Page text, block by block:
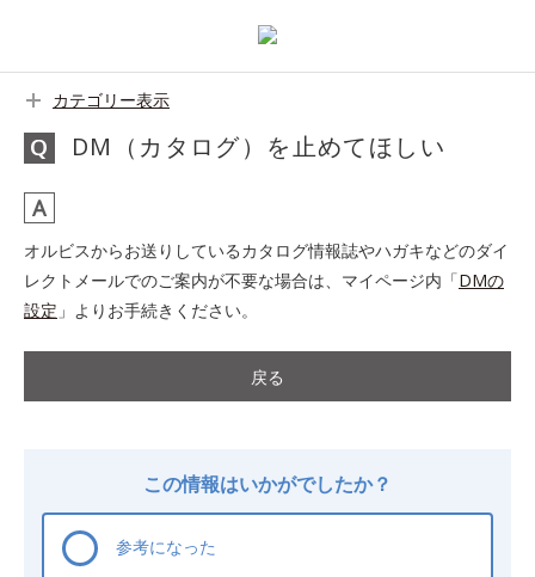
カテゴリー表示
DM（カタログ）を止めてほしい
オルビスからお送りしているカタログ情報誌やハガキなどのダイ
レクトメールでのご案内が不要な場合は、マイページ内「DMの
設定 」よりお手続きください。
戻る
この情報はいかがでしたか？
参考になった